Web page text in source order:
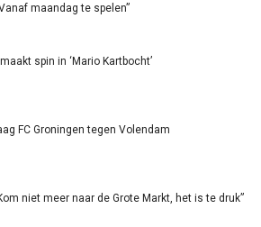
maandag te spelen”
spin in ‘Mario Kartbocht’
FC Groningen tegen Volendam
niet meer naar de Grote Markt, het is te druk”